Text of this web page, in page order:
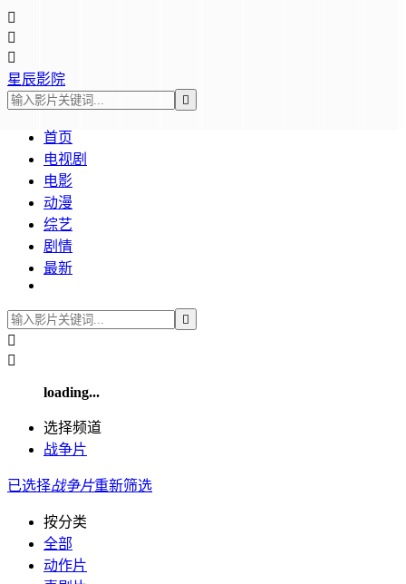



星辰影院

首页
电视剧
电影
动漫
综艺
剧情
最新



loading...
选择频道
战争片
已选择战争片重新筛选
按分类
全部
动作片